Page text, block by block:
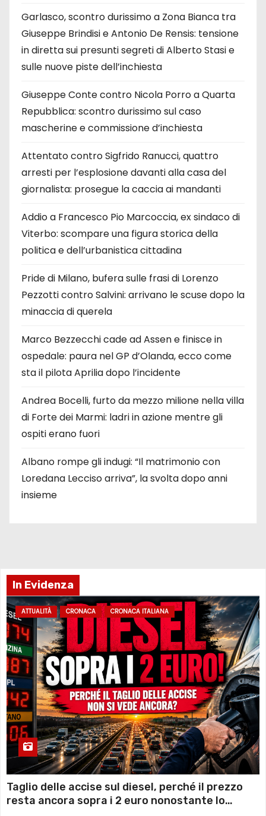
Garlasco, scontro durissimo a Zona Bianca tra
Giuseppe Brindisi e Antonio De Rensis: tensione
in diretta sui presunti segreti di Alberto Stasi e
sulle nuove piste dell’inchiesta
Giuseppe Conte contro Nicola Porro a Quarta
Repubblica: scontro durissimo sul caso
mascherine e commissione d’inchiesta
Attentato contro Sigfrido Ranucci, quattro
arresti per l’esplosione davanti alla casa del
giornalista: prosegue la caccia ai mandanti
Addio a Francesco Pio Marcoccia, ex sindaco di
Viterbo: scompare una figura storica della
politica e dell’urbanistica cittadina
Pride di Milano, bufera sulle frasi di Lorenzo
Pezzotti contro Salvini: arrivano le scuse dopo la
minaccia di querela
Marco Bezzecchi cade ad Assen e finisce in
ospedale: paura nel GP d’Olanda, ecco come
sta il pilota Aprilia dopo l’incidente
Andrea Bocelli, furto da mezzo milione nella villa
di Forte dei Marmi: ladri in azione mentre gli
ospiti erano fuori
Albano rompe gli indugi: “Il matrimonio con
Loredana Lecciso arriva”, la svolta dopo anni
insieme
In Evidenza
ATTUALITÀ CRONACA CRONACA ITALIANA
Taglio delle accise sul diesel, perché il prezzo
resta ancora sopra i 2 euro nonostante lo